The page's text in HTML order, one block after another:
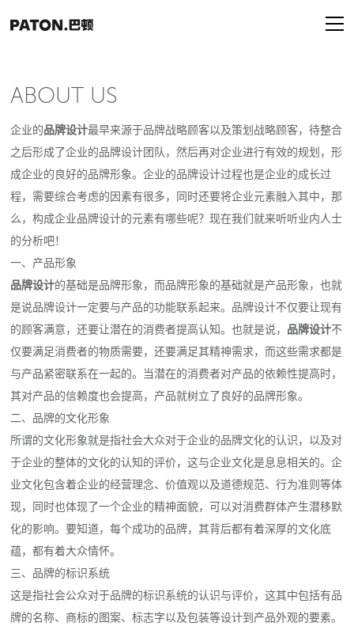
ABOUT US
企业的品牌设计最早来源于品牌战略顾客以及策划战略顾客，待整合
之后形成了企业的品牌设计团队，然后再对企业进行有效的规划，形
成企业的良好的品牌形象。企业的品牌设计过程也是企业的成长过
程，需要综合考虑的因素有很多，同时还要将企业元素融入其中，那
么，构成企业品牌设计的元素有哪些呢？现在我们就来听听业内人士
的分析吧！
一、产品形象
品牌设计的基础是品牌形象，而品牌形象的基础就是产品形象，也就
是说品牌设计一定要与产品的功能联系起来。品牌设计不仅要让现有
的顾客满意，还要让潜在的消费者提高认知。也就是说， 品牌设计不
仅要满足消费者的物质需要，还要满足其精神需求，而这些需求都是
与产品紧密联系在一起的。当潜在的消费者对产品的依赖性提高时，
其对产品的信赖度也会提高，产品就树立了良好的品牌形象。
二、品牌的文化形象
所谓的文化形象就是指社会大众对于企业的品牌文化的认识，以及对
于企业的整体的文化的认知的评价，这与企业文化是息息相关的。企
业文化包含着企业的经营理念、价值观以及道德规范、行为准则等体
现，同时也体现了一个企业的精神面貌，可以对消费群体产生潜移默
化的影响。要知道，每个成功的品牌，其背后都有着深厚的文化底
蕴，都有着大众情怀。
三、品牌的标识系统
这是指社会公众对于品牌的标识系统的认识与评价，这其中包括有品
牌的名称、商标的图案、标志字以及包装等设计到产品外观的要素。